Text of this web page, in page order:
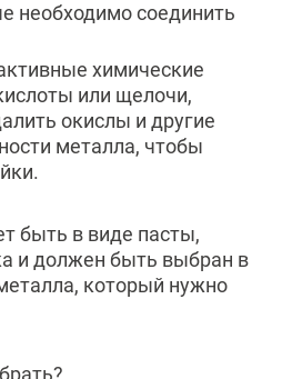
необходимо соединить
химические
или щелочи,
окислы и другие
металла, чтобы
быть в виде пасты,
и должен быть выбран в
который нужно